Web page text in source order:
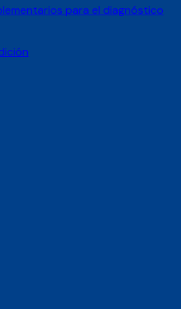
para el diagnóstico